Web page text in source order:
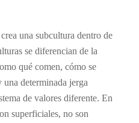
una subcultura dentro de
se diferencian de la
qué comen, cómo se
determinada jerga
de valores diferente. En
superficiales, no son